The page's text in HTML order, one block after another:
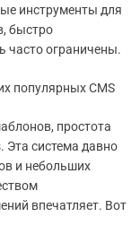
инструменты для
быстро
часто ограничены.
популярных CMS
простота
Эта система давно
и небольших
впечатляет. Вот